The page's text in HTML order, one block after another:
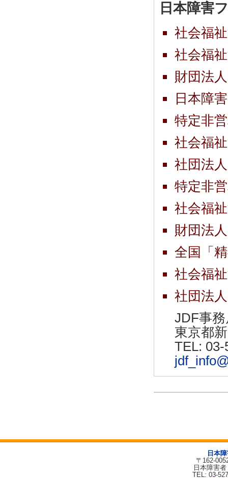
日本障害
社会福
社会福
財団法
日本障
特定非
社会福
社団法
特定非
社会福
財団法
全国「
社会福
社団法
JDF事
東京都
TEL:
日本
〒162-
日本障害
TEL: 03-